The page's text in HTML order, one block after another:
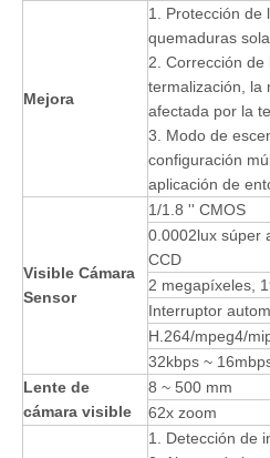
Mejora
1. Protección de
quemaduras
2. Corrección
termalización, la
afectada por la
3. Modo de
configuración
aplicación de
Visible Cámara
Sensor
1/1.8 '' CMOS
0.0002lux súper
CCD
2 megapíxeles,
Interruptor
H.264/mpeg4/
32kbps ~
Lente de
cámara visible
8 ~ 500 mm
62x zoom
1. Detección de